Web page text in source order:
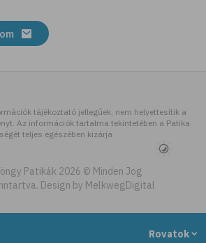
Rovatok
tájékoztató jellegűek, nem helyettesítik a
Az információk tartalma tekintetében a Patika
teljes egészében kizárja
Patikák 2026 © Minden Jog
Design by MelkwegDigital